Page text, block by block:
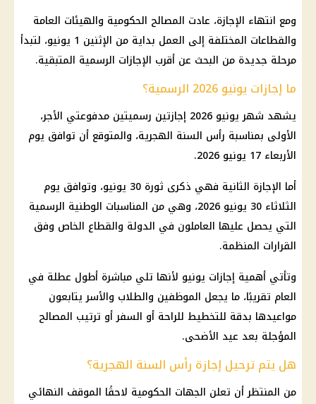
ومع انتهاء الإجازة، عادت المصالح الحكومية والهيئات العامة
والقطاعات المختلفة إلى العمل بداية من الإثنين 1 يونيو، لتبدأ
مرحلة جديدة من البحث عن أقرب الإجازات الرسمية المتبقية.
ما إجازات يونيو 2026 الرسمية؟
يشهد شهر يونيو 2026 إجازتين رسميتين مدفوعتي الأجر،
الأولى بمناسبة رأس السنة الهجرية، والمتوقع أن توافق يوم
الأربعاء 17 يونيو 2026.
أما الإجازة الثانية فهي ذكرى ثورة 30 يونيو، وتوافق يوم
الثلاثاء 30 يونيو 2026، وهي من المناسبات الوطنية الرسمية
التي يحصل عليها العاملون في الدولة والقطاع الخاص وفق
القرارات المنظمة.
وتأتي أهمية إجازات يونيو لأنها تلي مباشرة أطول عطلة في
العام تقريبًا، ما يجعل الموظفين والطلاب والأسر يتابعون
مواعيدها بدقة للتخطيط للراحة أو السفر أو ترتيب المصالح
المؤجلة بعد عيد الأضحى.
هل يتم ترحيل إجازة رأس السنة الهجرية؟
من المنتظر أن تعلن الجهات الحكومية لاحقًا الموقف النهائي